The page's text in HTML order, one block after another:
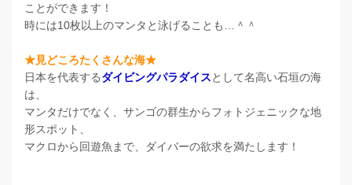
ことができます！
時には10枚以上のマンタと泳げることも…＾＾
★見どころたくさんな海★
日本を代表するダイビングパラダイスとして名高い石垣の海
は、
マンタだけでなく、サンゴの群生からフォトジェニックな地
形スポット、
マクロから回遊魚まで、ダイバーの欲求を満たします！